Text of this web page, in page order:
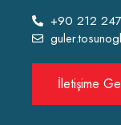
+90 212
İletişime